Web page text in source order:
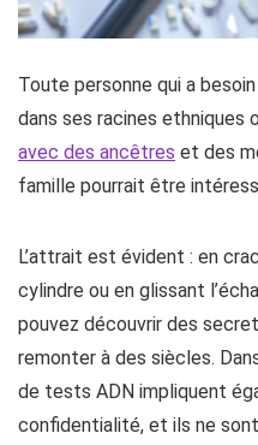
Toute personne qui a
dans ses racines ethniques
avec des ancêtres et des
famille pourrait être
L’attrait est évident : en
cylindre ou en glissant
pouvez découvrir des
remonter à des siècles.
de tests ADN impliquent
confidentialité, et ils ne